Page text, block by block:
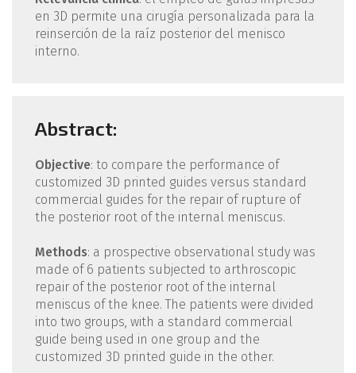
en 3D permite una cirugía personalizada para la
reinserción de la raíz posterior del menisco
interno.
Abstract:
Objective: to compare the performance of
customized 3D printed guides versus standard
commercial guides for the repair of rupture of
the posterior root of the internal meniscus.
Methods: a prospective observational study was
made of 6 patients subjected to arthroscopic
repair of the posterior root of the internal
meniscus of the knee. The patients were divided
into two groups, with a standard commercial
guide being used in one group and the
customized 3D printed guide in the other.